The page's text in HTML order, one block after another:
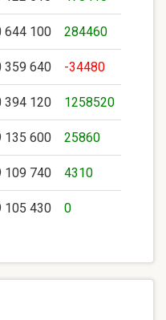
644 100 284460
359 640 -34480
394 120 1258520
135 600 25860
109 740 4310
105 430 0